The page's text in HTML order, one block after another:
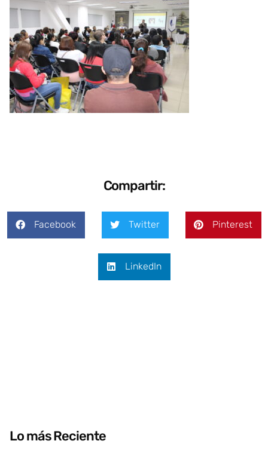
Compartir:
Facebook Twitter Pinterest
LinkedIn
Lo más Reciente